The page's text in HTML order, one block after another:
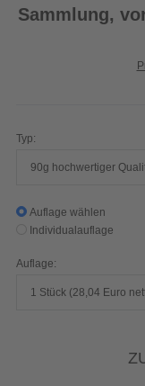
Sammlung,
Typ:
90g hochwertiger
Auflage wählen
Individualauflage
Auflage:
1 Stück (28,04 Euro